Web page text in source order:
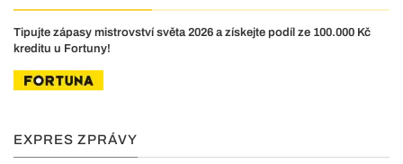
Tipujte zápasy mistrovství světa 2026 a získejte podíl ze 100.000 Kč
kreditu u Fortuny!
EXPRES ZPRÁVY